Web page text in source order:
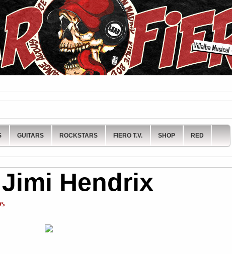
GUITARS ROCKSTARS FIERO T.V. SHOP RED
Hendrix